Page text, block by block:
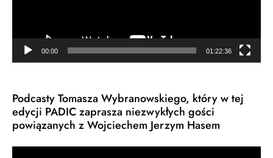
00:00 01:22:36
Podcasty Tomasza Wybranowskiego, który w tej
edycji PADIC zaprasza niezwykłych gości
powiązanych z Wojciechem Jerzym Hasem